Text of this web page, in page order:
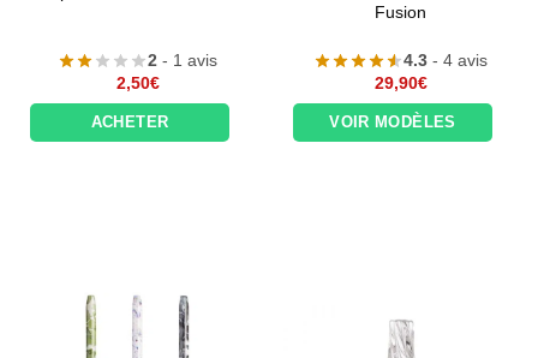
2 - 1 avis
2,50€
ACHETER
Fusion
4.3 - 4 avis
29,90€
VOIR MODÈLES